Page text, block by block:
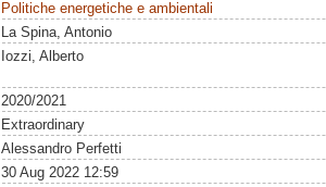
Politiche energetiche e ambientali
La Spina, Antonio
Iozzi, Alberto
2020/2021
Extraordinary
Alessandro Perfetti
30 Aug 2022 12:59